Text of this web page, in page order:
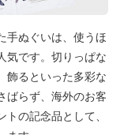
手ぬぐいは、使うほ
気です。切りっぱな
飾るといった多彩な
ばらず、海外のお客
の記念品として、